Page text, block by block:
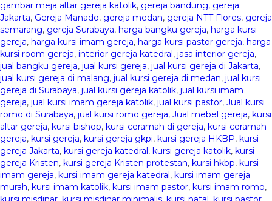
gambar meja altar gereja katolik, gereja bandung, gereja
Jakarta, Gereja Manado, gereja medan, gereja NTT Flores, gereja
semarang, gereja Surabaya, harga bangku gereja, harga kursi
gereja, harga kursi imam gereja, harga kursi pastor gereja, harga
kursi room gereja, interior gereja katedral, jasa interior gereja,
jual bangku gereja, jual kursi gereja, jual kursi gereja di Jakarta,
jual kursi gereja di malang, jual kursi gereja di medan, jual kursi
gereja di Surabaya, jual kursi gereja katolik, jual kursi imam
gereja, jual kursi imam gereja katolik, jual kursi pastor, Jual kursi
romo di Surabaya, jual kursi romo gereja, Jual mebel gereja, kursi
altar gereja, kursi bishop, kursi ceramah di gereja, kursi ceramah
gereja, kursi gereja, kursi gereja gkpi, kursi gereja HKBP, kursi
gereja Jakarta, kursi gereja katedral, kursi gereja katolik, kursi
gereja Kristen, kursi gereja Kristen protestan, kursi hkbp, kursi
imam gereja, kursi imam gereja katedral, kursi imam gereja
murah, kursi imam katolik, kursi imam pastor, kursi imam romo,